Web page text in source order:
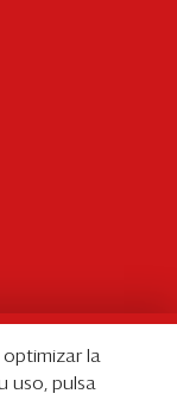
la
uso, pulsa